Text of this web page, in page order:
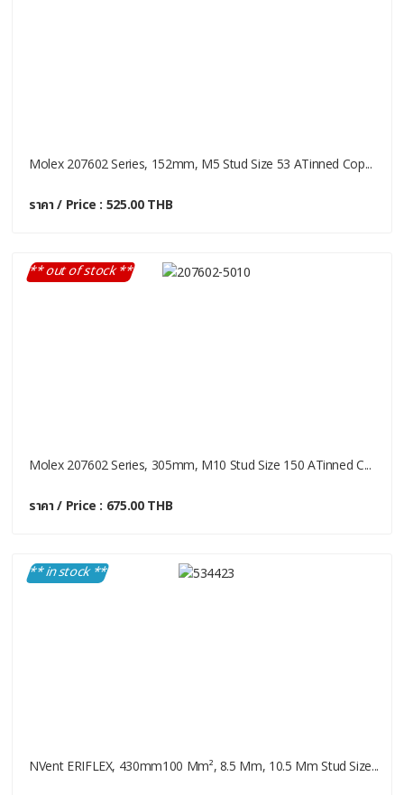
Molex 207602 Series, 152mm, M5 Stud Size 53 ATinned Cop...
ราคา / Price : 525.00 THB
** out of stock **
Molex 207602 Series, 305mm, M10 Stud Size 150 ATinned C...
ราคา / Price : 675.00 THB
** in stock **
NVent ERIFLEX, 430mm100 Mm², 8.5 Mm, 10.5 Mm Stud Size...